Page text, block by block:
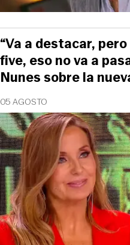
05 AGOSTO
“Va a destacar,
five, eso no va a
Nunes sobre la